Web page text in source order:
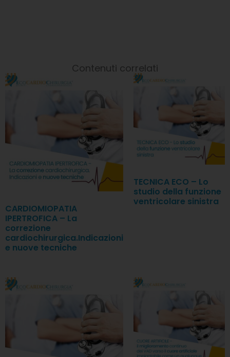
Contenuti correlati
CARDIOMIOPATIA
IPERTROFICA – La
correzione
cardiochirurgica.Indicazioni
e nuove tecniche
TECNICA ECO – Lo
studio della funzione
ventricolare sinistra